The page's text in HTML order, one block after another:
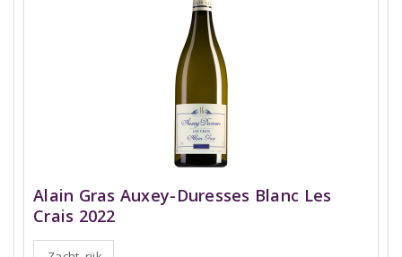
Alain Gras Auxey-Duresses Blanc Les
Crais 2022